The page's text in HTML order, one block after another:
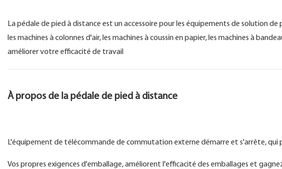
La pédale de pied à distance est un accessoire pour les équipements de solution
les machines à colonnes d'air, les machines à coussin en papier, les machines à
améliorer votre efficacité de travail
À propos de la pédale de pied à distance
L'équipement de télécommande de commutation externe démarre et s'arrête,
Vos propres exigences d'emballage, améliorent l'efficacité des emballages et